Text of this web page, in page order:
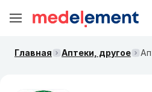
Главная Аптеки, другое